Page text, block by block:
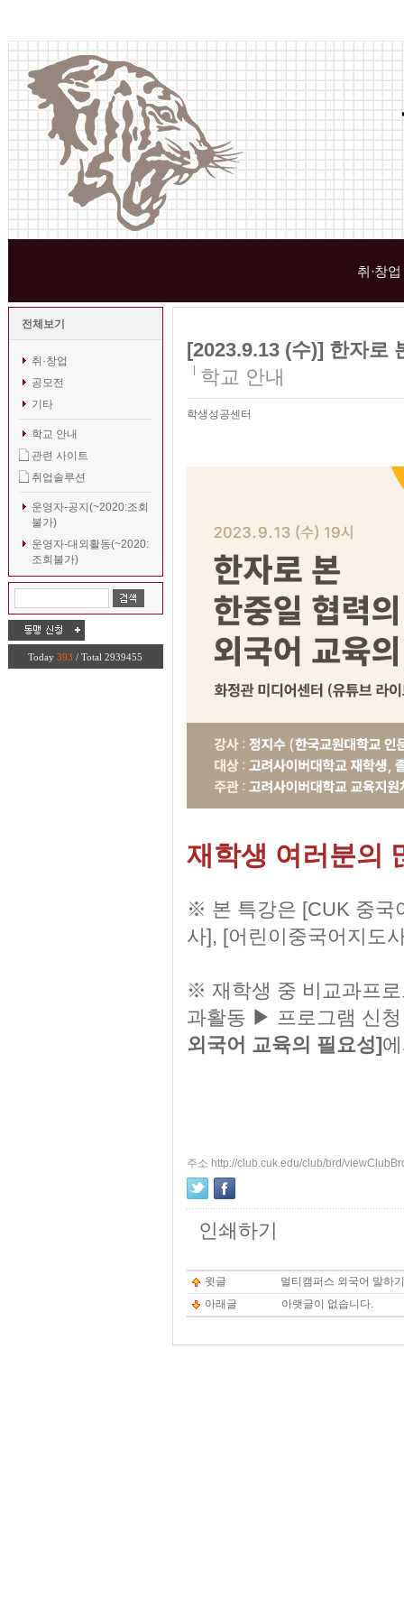
취·창업
전체보기
취·창업
공모전
기타
학교 안내
관련 사이트
취업솔루션
운영자-공지(~2020:조회
불가)
운영자-대외활동(~2020:
조회불가)
Today 393 / Total 2939455
[2023.9.13 (수)] 한자로
학교 안내
학생성공센터
재학생 여러분의
※ 본 특강은 [CUK 중국
사], [어린이중국어지도
※ 재학생 중 비교과프
과활동 ▶ 프로그램 신
외국어 교육의 필요성]
주소 http://club.cuk.edu/club/brd/
인쇄하기
윗글
멀티캠퍼스 외국어 말하
아래글
아랫글이 없습니다.